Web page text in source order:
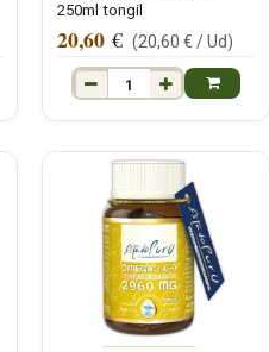
250ml tongil
20,60 € (20,60 € /Ud)